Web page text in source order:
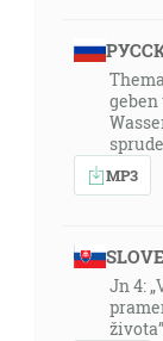
MP3
Jn 4: